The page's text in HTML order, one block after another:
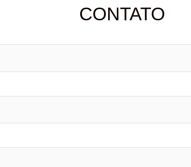
CONTATO